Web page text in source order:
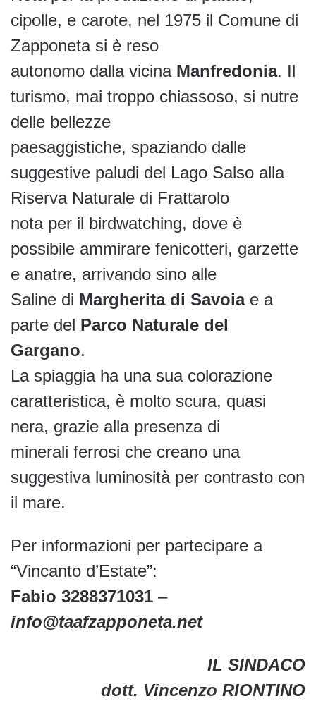
cipolle, e carote, nel 1975 il Comune di
Zapponeta si è reso
autonomo dalla vicina Manfredonia. Il
turismo, mai troppo chiassoso, si nutre
delle bellezze
paesaggistiche, spaziando dalle
suggestive paludi del Lago Salso alla
Riserva Naturale di Frattarolo
nota per il birdwatching, dove è
possibile ammirare fenicotteri, garzette
e anatre, arrivando sino alle
Saline di Margherita di Savoiae a
parte del Parco Naturale del
Gargano.
La spiaggia ha una sua colorazione
caratteristica, è molto scura, quasi
nera, grazie alla presenza di
minerali ferrosi che creano una
suggestiva luminosità per contrasto con
il mare.
Per informazioni per partecipare a
“Vincanto d’Estate”:
Fabio 3288371031 –
info@taafzapponeta.net
IL SINDACO
dott. Vincenzo RIONTINO